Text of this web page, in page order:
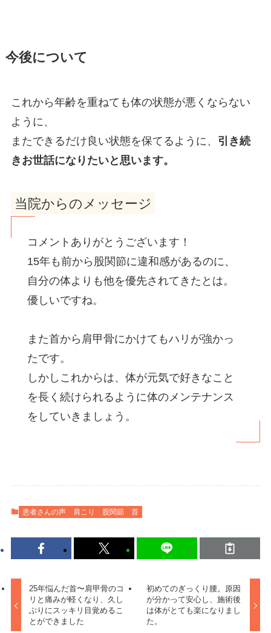
今後について
これから年齢を重ねても体の状態が悪くならない
ように、
またできるだけ良い状態を保てるように、 引き続
きお世話になりたいと思います。
当院からのメッセージ
コメントありがとうございます！
15年も前から股関節に違和感があるのに、
自分の体よりも他を優先されてきたとは。
優しいですね。
また首から肩甲骨にかけてもハリが強かっ
たです。
しかしこれからは、体が元気で好きなこと
を長く続けられるように体のメンテナンス
をしていきましょう。
患者さんの声 肩こり 股関節 首
25年悩んだ首〜肩甲骨のコ
リと痛みが軽くなり、久し
ぶりにスッキリ目覚めるこ
とができました
初めてのぎっくり腰。原因
が分かって安心し、施術後
は体がとても楽になりまし
た。